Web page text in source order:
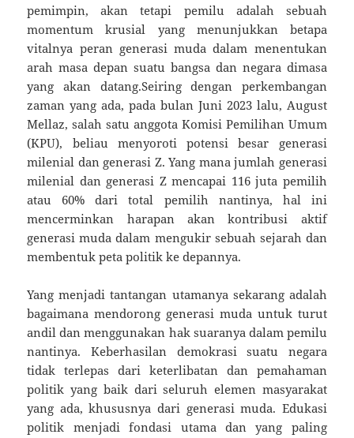
pemimpin, akan tetapi pemilu adalah sebuah
momentum krusial yang menunjukkan betapa
vitalnya peran generasi muda dalam menentukan
arah masa depan suatu bangsa dan negara dimasa
yang akan datang.Seiring dengan perkembangan
zaman yang ada, pada bulan Juni 2023 lalu, August
Mellaz, salah satu anggota Komisi Pemilihan Umum
(KPU), beliau menyoroti potensi besar generasi
milenial dan generasi Z. Yang mana jumlah generasi
milenial dan generasi Z mencapai 116 juta pemilih
atau 60% dari total pemilih nantinya, hal ini
mencerminkan harapan akan kontribusi aktif
generasi muda dalam mengukir sebuah sejarah dan
membentuk peta politik ke depannya.
Yang menjadi tantangan utamanya sekarang adalah
bagaimana mendorong generasi muda untuk turut
andil dan menggunakan hak suaranya dalam pemilu
nantinya. Keberhasilan demokrasi suatu negara
tidak terlepas dari keterlibatan dan pemahaman
politik yang baik dari seluruh elemen masyarakat
yang ada, khususnya dari generasi muda. Edukasi
politik menjadi fondasi utama dan yang paling